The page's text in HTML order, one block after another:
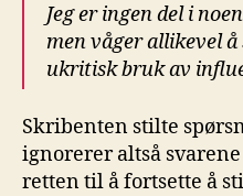
Jeg er ingen del i
men våger allikevel
ukritisk bruk av
Skribenten stilte
ignorerer altså
retten til å fortsette å